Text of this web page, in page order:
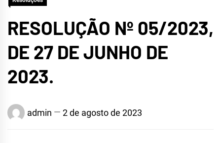
RESOLUÇÃO Nº 05/2023,
DE 27 DE JUNHO DE
2023.
admin 2 de agosto de 2023